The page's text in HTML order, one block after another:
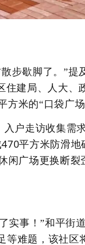
步歇脚了。”提
住建局、人大、
米的“口袋广场
户走访收集需
平方米防滑
广场更换断裂
实事！”和平街
等难题，该社区